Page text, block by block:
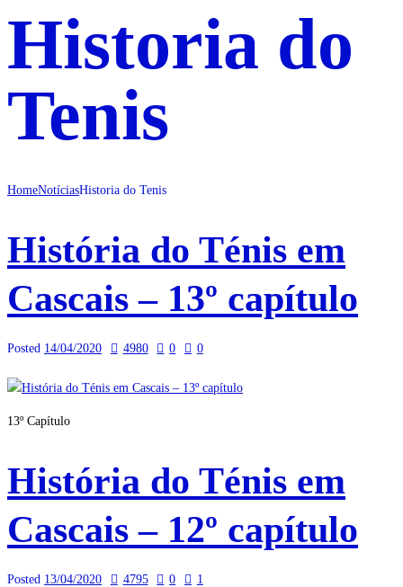
Historia do
Tenis
HomeNotíciasHistoria do Tenis
História do Ténis em
Cascais – 13º capítulo
Posted 14/04/2020 4980 0 0
13º Capítulo
História do Ténis em
Cascais – 12º capítulo
Posted 13/04/2020 4795 0 1